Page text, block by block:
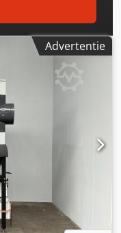
Advertentie